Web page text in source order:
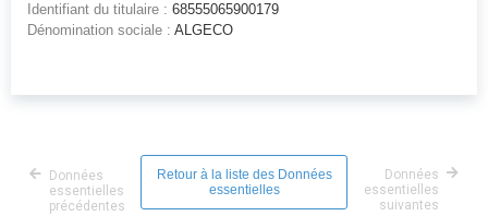
Identifiant du titulaire : 68555065900179
Dénomination sociale : ALGECO
Données
essentielles
précédentes
Retour à la liste des Données
essentielles
Données
essentielles
suivantes